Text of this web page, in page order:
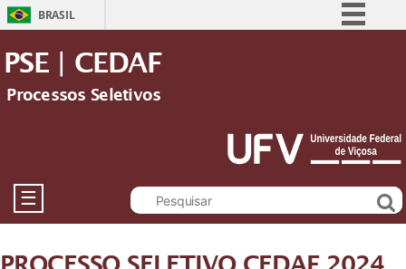
BRASIL
Acesso à informação
Legislação
Canais
PSE | CEDAF
Processos Seletivos
☰